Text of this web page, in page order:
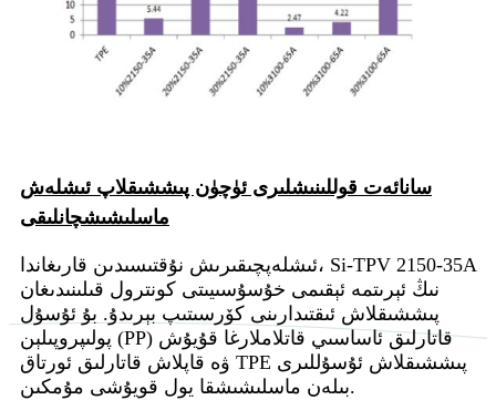
سانائەت قوللىنىشلىرى ئۈچۈن پىششىقلاپ ئىشلەش
ماسلىشىشچانلىقى
ئىشلەپچىقىرىش نۇقتىسىدىن قارىغاندا، Si-TPV 2150-35A
نىڭ ئېرىتمە ئېقىمى خۇسۇسىيىتى كونترول قىلىنىدىغان
پىششىقلاش ئىقتىدارىنى كۆرسىتىپ بېرىدۇ. بۇ ئۇسۇل
پولىپروپىلېن (PP) قاتارلىق ئاساسىي قاتلاملارغا قۇيۇش
ۋە قاپلاش قاتارلىق ئورتاق TPE پىششىقلاش ئۇسۇللىرى
بىلەن ماسلىشىشقا يول قويۇشى مۇمكىن.